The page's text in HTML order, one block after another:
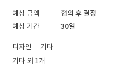
예상 금액
협의 후 결정
예상 기간
30일
디자인
기타
기타 외 1개